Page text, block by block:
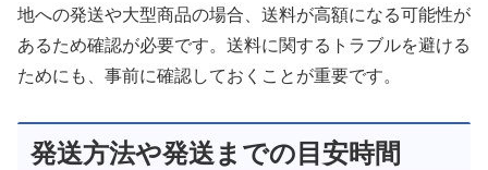
地への発送や大型商品の場合、送料が高額になる可能性が
あるため確認が必要です。送料に関するトラブルを避ける
ためにも、事前に確認しておくことが重要です。
発送方法や発送までの目安時間